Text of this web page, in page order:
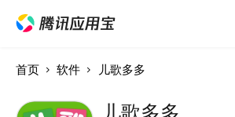
首页 软件 儿歌多多